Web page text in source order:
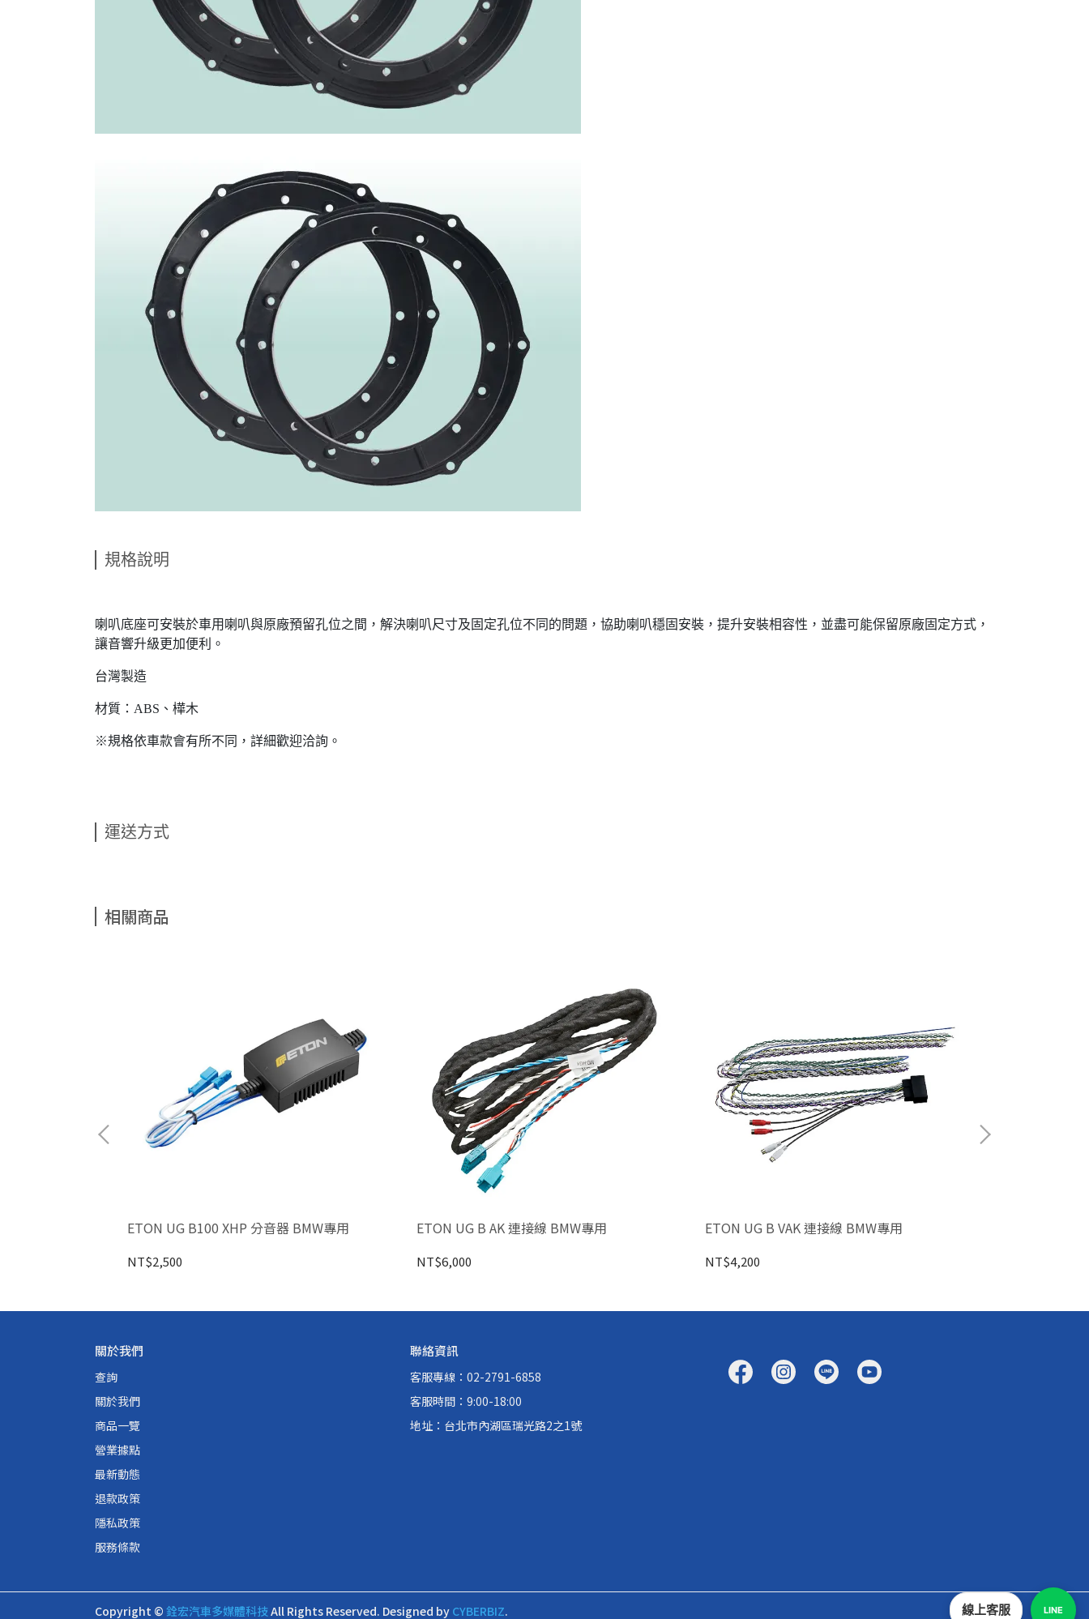
規格說明
喇叭底座可安裝於車用喇叭與原廠預留孔位之間，解決喇叭尺寸及固定孔位不同的問題，協助喇叭穩固安裝，提升安裝相容性，並盡可能保留原廠固定方式，
讓音響升級更加便利。
台灣製造
材質：ABS、樺木
※規格依車款會有所不同，詳細歡迎洽詢。
運送方式
相關商品
ETON UG B100 XHP 分音器 BMW專用
NT$2,500
ETON UG B AK 連接線 BMW專用
NT$6,000
ETON UG B VAK 連接線 BMW專用
NT$4,200
關於我們
查詢
關於我們
商品一覽
營業據點
最新動態
退款政策
隱私政策
服務條款
聯絡資訊
客服專線：02-2791-6858
客服時間：9:00-18:00
地址：台北市內湖區瑞光路2之1號
Copyright © 銓宏汽車多媒體科技All Rights Reserved. Designed by CYBERBIZ. 線上客服 LINE